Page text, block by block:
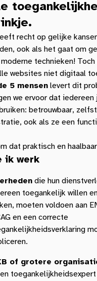
recht op gelijke
ook als het gaat om
technieken! Toch
websites niet digitaal
5 mensen levert dit
we ervoor dat
betrouwbaar,
ook als ze een
dat praktisch en
ik werk
die hun
toegankelijk willen
moeten voldoen aan
en een correcte
of grotere
toegankelijkheidsexpert